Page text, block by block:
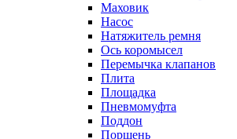
Маховик
Насос
Натяжитель ремня
Ось коромысел
Перемычка клапанов
Плита
Площадка
Пневмомуфта
Поддон
Поршень